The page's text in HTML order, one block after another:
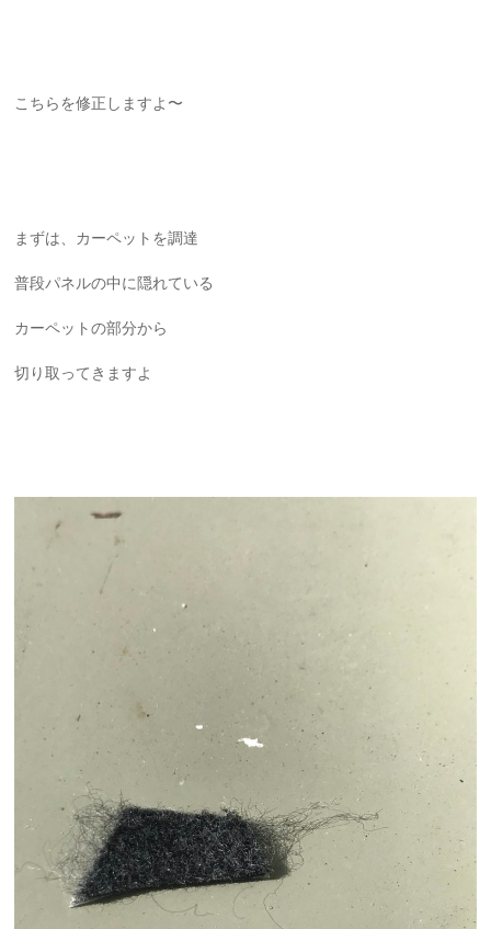
こちらを修正しますよ〜
まずは、カーペットを調達
普段パネルの中に隠れている
カーペットの部分から
切り取ってきますよ